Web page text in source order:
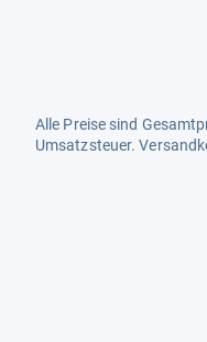
Alle Preise sind
Umsatzsteuer.